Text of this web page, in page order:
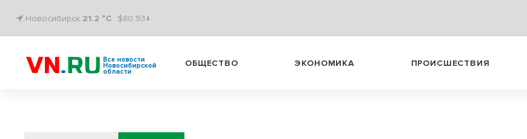
Новосибирск 21.2 °C $80.93↓
Все новости
Новосибирской
области
ОБЩЕСТВО ЭКОНОМИКА ПРОИСШЕСТВИЯ